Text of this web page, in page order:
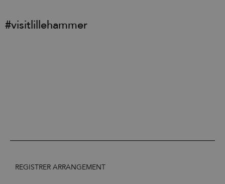
#visitlillehammer
REGISTRER ARRANGEMENT